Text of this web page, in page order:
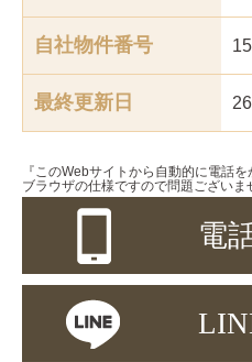
自社物件番号
最終更新日
『このWebサイトから自動的に電話
ブラウザの仕様ですので問題ござい
電